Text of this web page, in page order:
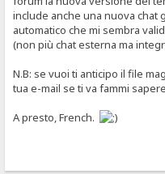
include anche una nuova chat
automatico che mi sembra
(non più chat esterna ma
N.B: se vuoi ti anticipo il file
tua e-mail se ti va fammi
A presto, French.